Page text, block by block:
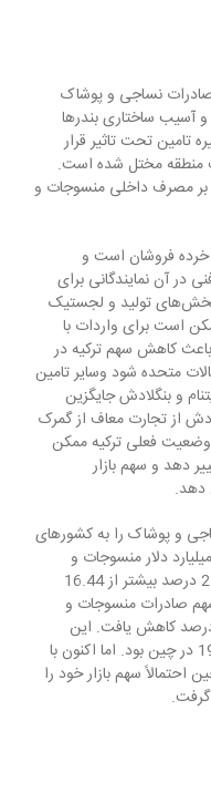
صادرات نساجی و پوشاک
و آسیب ساختاری بندرها
تامین تحت تاثیر قرار
منطقه مختل شده است.
بر مصرف داخلی منسوجات و
خرده فروشان است و
در آن نمایندگانی برای
بخش‌های تولید و لجستیک
است برای واردات با
کاهش سهم ترکیه در
متحده شود وسایر تامین
و بنگلادش جایگزین
از تجارت معاف از گمرک
وضعیت فعلی ترکیه ممکن
دهد و سهم بازار
دهد.
نساجی و پوشاک را به کشورهای
اتحادیه اروپا دارد. در سال 2022، 20.64 میلیارد دلار منسوجات و
پوشاک به اتحادیه اروپا صادر کرد که 25.60 درصد بیشتر از 16.44
در مقابل، سهم صادرات منسوجات و
چین به اتحادیه اروپا بیش از 14 درصد کاهش یافت. این
کاهش عمدتاً به دلیل سیاست‌های کووید-19 در چین بود. اما اکنون با
احتمالاً سهم بازار خود را
گرفت.